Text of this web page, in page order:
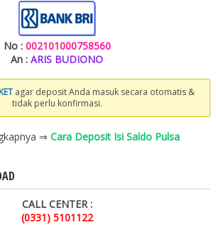
No : 002101000758560
An : ARIS BUDIONO
agar deposit Anda masuk secara otomatis &
tidak perlu konfirmasi.
⇒ Cara Deposit Isi Saldo Pulsa
CALL CENTER :
(0331) 5101122